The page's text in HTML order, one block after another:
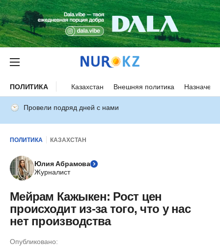
ПОЛИТИКА Казахстан Внешняя политика
Провели подряд дней с нами
ПОЛИТИКА КАЗАХСТАН
Юлия Абрамова
Журналист
Мейрам Кажыкен: Рост цен
происходит из-за того, что у нас
нет производства
Опубликовано: